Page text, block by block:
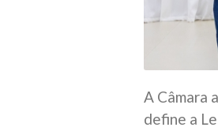
A Câmara
define a